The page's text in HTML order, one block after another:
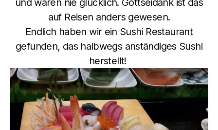
auf Reisen anders gewesen.
Endlich haben wir ein Sushi Restaurant
gefunden, das halbwegs anständiges Sushi
herstellt!